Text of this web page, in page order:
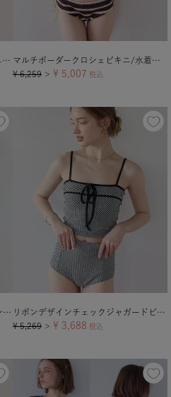
パイピングフリルハイウエストビキニ/水着【メール便可／100】
マルチボーダークロシェビキニ/水着【メール便可／100】
¥ 6,259 ＞ ¥ 5,007 税込
3点セット/パイピング長袖ビキニ×ショートパンツ/水着
リボンデザインチェックジャガードビキニ/水着【メール便可／100】
¥ 5,269 ＞ ¥ 3,688 税込